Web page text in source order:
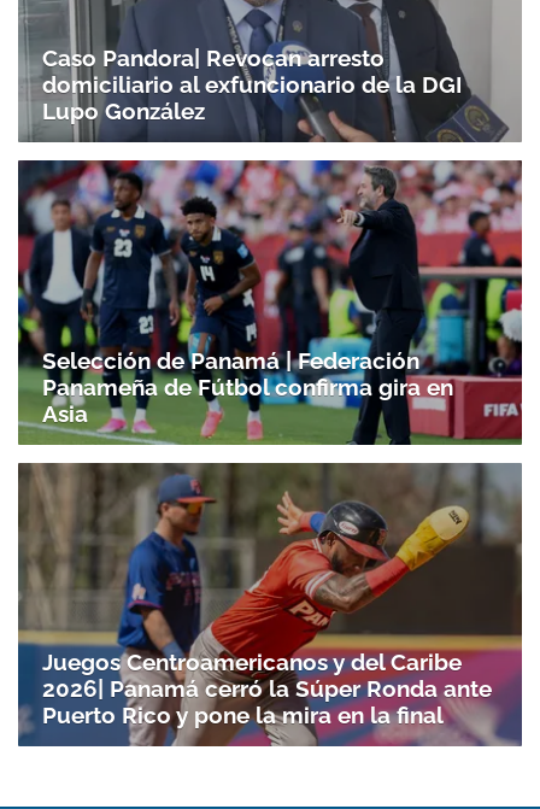
Caso Pandora| Revocan arresto
domiciliario al exfuncionario de la DGI
Lupo González
Selección de Panamá | Federación
Panameña de Fútbol confirma gira en
Asia
Juegos Centroamericanos y del Caribe
2026| Panamá cerró la Súper Ronda ante
Puerto Rico y pone la mira en la final